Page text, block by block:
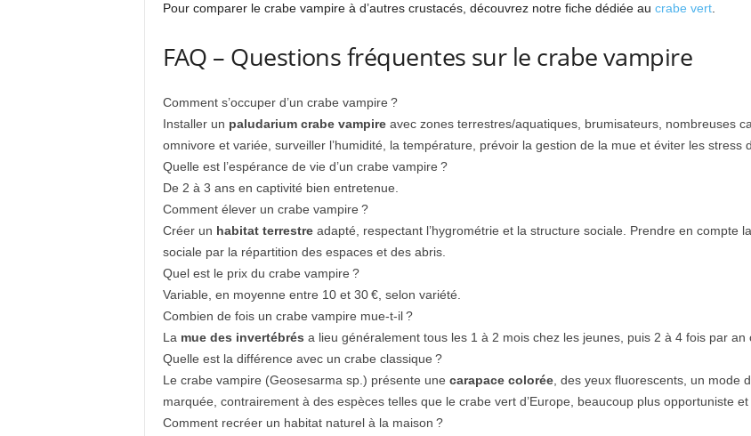
Pour comparer le crabe vampire à d’autres crustacés, découvrez notre fiche dédiée au crabe vert.
FAQ – Questions fréquentes sur le crabe vampire
Comment s’occuper d’un crabe vampire ?
Installer un paludarium crabe vampireavec zones terrestres/aquatiques, brumisateurs, nombreuses
omnivore et variée, surveiller l’humidité, la température, prévoir la gestion de la mue et éviter les stress
Quelle est l’espérance de vie d’un crabe vampire ?
De 2 à 3 ans en captivité bien entretenue.
Comment élever un crabe vampire ?
Créer un habitat terrestreadapté, respectant l’hygrométrie et la structure sociale. Prendre en compte la
sociale par la répartition des espaces et des abris.
Quel est le prix du crabe vampire ?
Variable, en moyenne entre 10 et 30 €, selon variété.
Combien de fois un crabe vampire mue-t-il ?
La mue des invertébrés a lieu généralement tous les 1 à 2 mois chez les jeunes, puis 2 à 4 fois par an
Quelle est la différence avec un crabe classique ?
Le crabe vampire (Geosesarma sp.) présente une carapace colorée, des yeux fluorescents, un mode
marquée, contrairement à des espèces telles que le crabe vert d’Europe, beaucoup plus opportuniste et
Comment recréer un habitat naturel à la maison ?